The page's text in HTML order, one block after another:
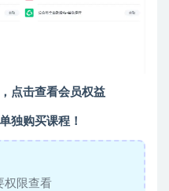
点击查看会员权益
独购买课程！
权限查看